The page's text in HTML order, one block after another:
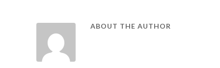
ABOUT THE AUTHOR